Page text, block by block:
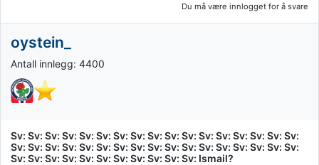
Du må være innlogget for å svare
oystein_
Antall innlegg: 4400
Sv: Sv: Sv: Sv: Sv: Sv: Sv: Sv: Sv: Sv: Sv: Sv: Sv: Sv: Sv: Sv: Sv:
Sv: Sv: Sv: Sv: Sv: Sv: Sv: Sv: Sv: Sv: Sv: Sv: Sv: Sv: Sv: Sv: Sv:
Sv: Sv: Sv: Sv: Sv: Sv: Sv: Sv: Sv: Sv: Sv: Ismail?